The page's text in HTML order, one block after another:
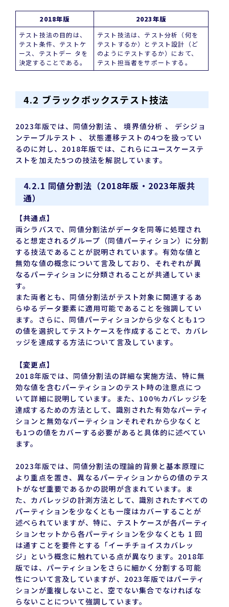
2018年版
2023年版
テスト技法の目的は、
テスト条件、テストケ
ース、テストデー タを
決定することである。
テスト技法は、テスト分析（何を
テストするか）とテスト設計（ど
のようにテストするか）におて、
テスト担当者をサポートする。
4.2 ブラックボックステスト技法
2023年版では、同値分割法 、 境界値分析 、 デシジョ
ンテーブルテスト 、 状態遷移テストの4つを扱ってい
るのに対し、2018年版では、これらにユースケーステ
ストを加えた5つの技法を解説しています。
4.2.1 同値分割法（2018年版・2023年版共
通）
【共通点】
両シラバスで、同値分割法がデータを同等に処理され
ると想定されるグループ（同値パーティション）に分割
する技法であることが説明されています。有効な値と
無効な値の概念について言及しており、それぞれが異
なるパーティションに分類されることが共通していま
す。
また両者とも、同値分割法がテスト対象に関連するあ
らゆるデータ要素に適用可能であることを強調してい
ます。さらに、同値パーティションから少なくとも1つ
の値を選択してテストケースを作成することで、カバレ
ッジを達成する方法について言及しています。
【変更点】
2018年版では、同値分割法の詳細な実施方法、特に無
効な値を含むパーティションのテスト時の注意点につ
いて詳細に説明しています。また、100%カバレッジを
達成するための方法として、識別された有効なパーティ
ションと無効なパーティションそれぞれから少なくと
も1つの値をカバーする必要があると具体的に述べてい
ます。
2023年版では、同値分割法の理論的背景と基本原理に
より重点を置き、異なるパーティションからの値のテス
トがなぜ重要であるかの説明が含まれています。ま
た、カバレッジの計測方法として、識別されたすべての
パーティションを少なくとも一度はカバーすることが
述べられていますが、特に、テストケースが各パーティ
ションセットから各パーティションを少なくとも 1 回
は通すことを要件とする「イーチチョイスカバレッ
ジ」という概念に触れている点が異なります。2018年
版では、パーティションをさらに細かく分割する可能
性について言及していますが、2023年版ではパーティ
ションが重複しないこと、空でない集合でなければな
らないことについて強調しています。